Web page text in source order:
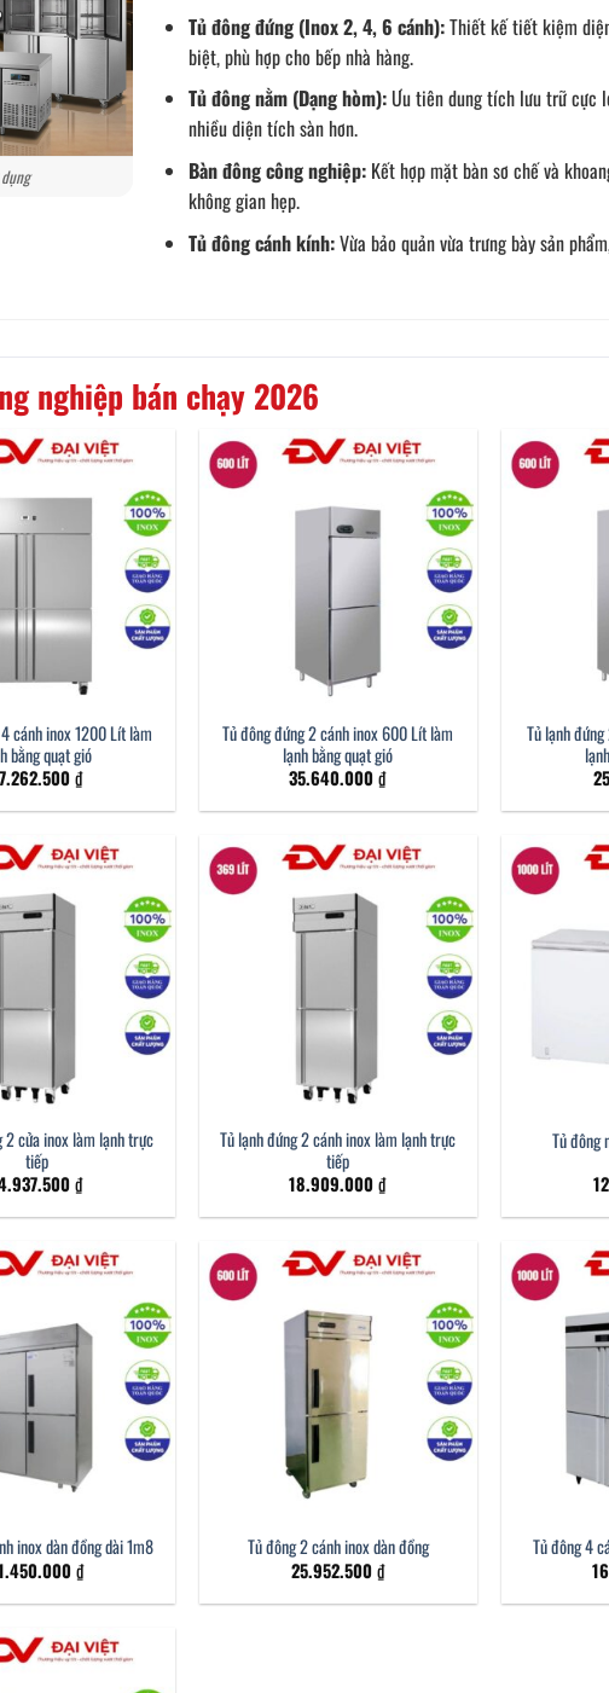
Tủ đông đứng (Inox 2, 4, 6 cánh):Thiết kế tiết kiệm
biệt, phù hợp cho bếp nhà hàng.
Tủ đông nằm (Dạng hòm): Ưu tiên dung tích lưu trữ cực
nhiều diện tích sàn hơn.
Bàn đông công nghiệp: Kết hợp mặt bàn sơ chế và
không gian hẹp.
Tủ đông cánh kính:Vừa bảo quản vừa trưng bày sản
nghiệp bán chạy 2026
cánh inox 1200 Lít làm
bằng quạt gió
₫
Tủ đông đứng 2 cánh inox 600 Lít làm
lạnh bằng quạt gió
35.640.000₫
Tủ lạnh
2 cửa inox làm lạnh trực
tiếp
₫
Tủ lạnh đứng 2 cánh inox làm lạnh trực
tiếp
18.909.000₫
Tủ đông
inox dàn đồng dài 1m8
₫
Tủ đông 2 cánh inox dàn đồng
25.952.500₫
Tủ đông 4